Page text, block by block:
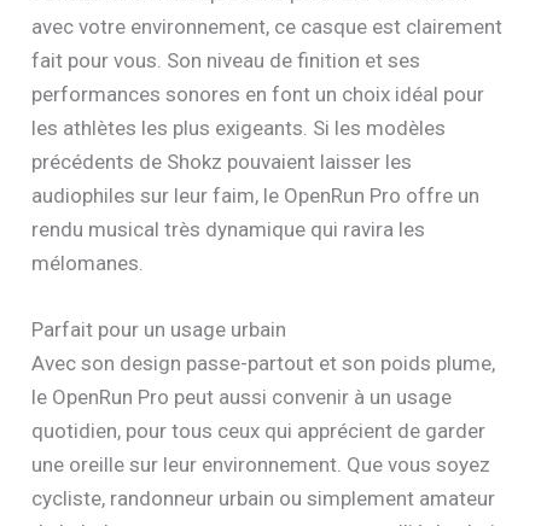
avec votre environnement, ce casque est clairement
fait pour vous. Son niveau de finition et ses
performances sonores en font un choix idéal pour
les athlètes les plus exigeants. Si les modèles
précédents de Shokz pouvaient laisser les
audiophiles sur leur faim, le OpenRun Pro offre un
rendu musical très dynamique qui ravira les
mélomanes.
Parfait pour un usage urbain
Avec son design passe-partout et son poids plume,
le OpenRun Pro peut aussi convenir à un usage
quotidien, pour tous ceux qui apprécient de garder
une oreille sur leur environnement. Que vous soyez
cycliste, randonneur urbain ou simplement amateur